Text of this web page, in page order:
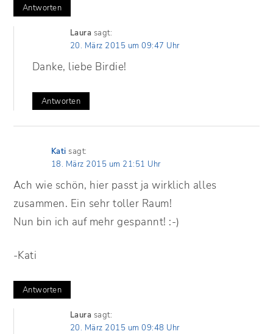
Antworten
Laura sagt:
20. März 2015 um 09:47 Uhr
Danke, liebe Birdie!
Antworten
Kati sagt:
18. März 2015 um 21:51 Uhr
Ach wie schön, hier passt ja wirklich alles
zusammen. Ein sehr toller Raum!
Nun bin ich auf mehr gespannt! :-)
-Kati
Antworten
Laura sagt:
20. März 2015 um 09:48 Uhr